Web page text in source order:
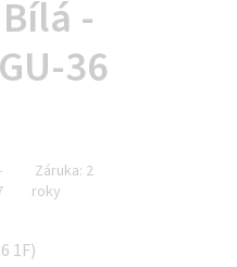
-
36
Záruka: 2
roky
1F)